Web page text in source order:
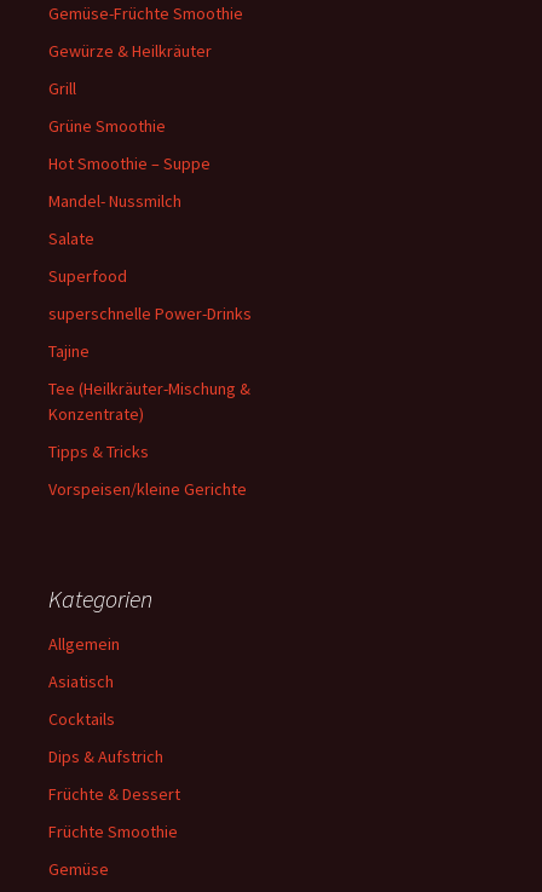
Gemüse-Früchte Smoothie
Gewürze & Heilkräuter
Grill
Grüne Smoothie
Hot Smoothie – Suppe
Mandel- Nussmilch
Salate
Superfood
superschnelle Power-Drinks
Tajine
Tee (Heilkräuter-Mischung &
Konzentrate)
Tipps & Tricks
Vorspeisen/kleine Gerichte
Kategorien
Allgemein
Asiatisch
Cocktails
Dips & Aufstrich
Früchte & Dessert
Früchte Smoothie
Gemüse